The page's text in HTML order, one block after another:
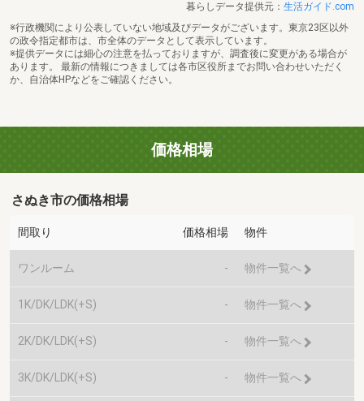
暮らしデータ提供元： 生活ガイド.com
※行政機関により公表していない地域及びデータがございます。東京23区以外
の政令指定都市は、市全体のデータとして表示しています。
※提供データには細心の注意を払っておりますが、調査後に変更がある場合が
あります。 最新の情報につきましては各市区役所までお問い合わせいただく
か、自治体HPなどをご確認ください。
価格相場
さぬき市の価格相場
間取り 価格相場 物件
ワンルーム - 物件一覧へ
1K/DK/LDK(+S) - 物件一覧へ
2K/DK/LDK(+S) - 物件一覧へ
3K/DK/LDK(+S) - 物件一覧へ